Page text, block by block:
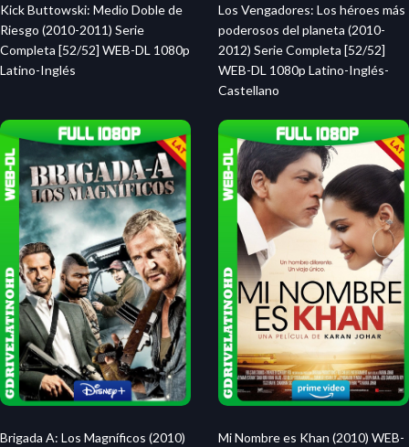
Kick Buttowski: Medio Doble de
Riesgo (2010-2011) Serie
Completa [52/52] WEB-DL 1080p
Latino-Inglés
Los Vengadores: Los héroes más
poderosos del planeta (2010-
2012) Serie Completa [52/52]
WEB-DL 1080p Latino-Inglés-
Castellano
Brigada A: Los Magníficos (2010)
Mi Nombre es Khan (2010) WEB-